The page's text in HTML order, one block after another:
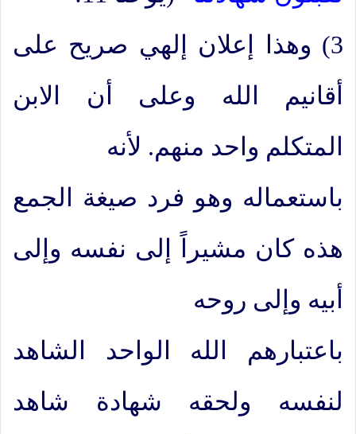
3) وهذا إعلان إلهي صريح على
أقانيم الله وعلى أن الابن
المتكلم واحد منهم. لأنه
باستعماله وهو فرد صيغة الجمع
هذه كان مشيراً إلى نفسه وإلى
أبيه وإلى روحه
باعتبارهم الله الواحد الشاهد
لنفسه ولحقه شهادة شاهد